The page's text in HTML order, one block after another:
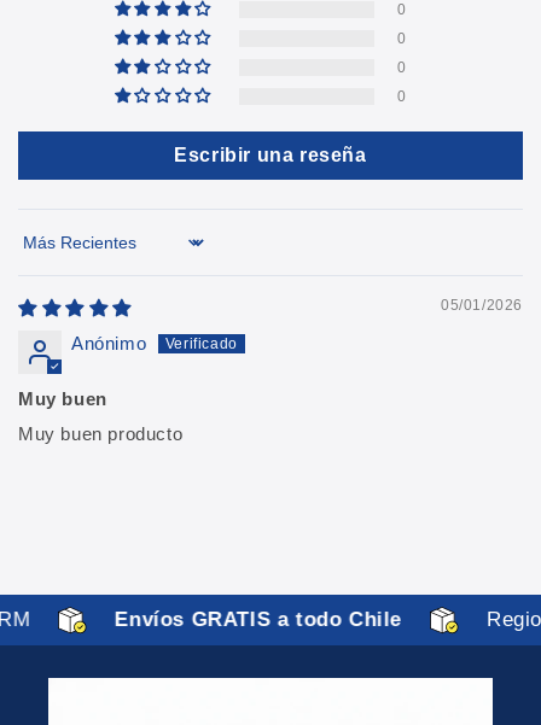
0
0
0
0
Escribir una reseña
Sort by
05/01/2026
Anónimo
Muy buen
Muy buen producto
Envíos GRATIS a todo Chile